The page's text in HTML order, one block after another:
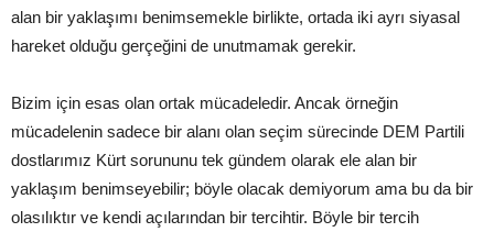
alan bir yaklaşımı benimsemekle birlikte, ortada iki ayrı siyasal
hareket olduğu gerçeğini de unutmamak gerekir.
Bizim için esas olan ortak mücadeledir. Ancak örneğin
mücadelenin sadece bir alanı olan seçim sürecinde DEM Partili
dostlarımız Kürt sorununu tek gündem olarak ele alan bir
yaklaşım benimseyebilir; böyle olacak demiyorum ama bu da bir
olasılıktır ve kendi açılarından bir tercihtir. Böyle bir tercih